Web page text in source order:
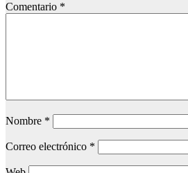
Comentario *
Nombre *
Correo electrónico *